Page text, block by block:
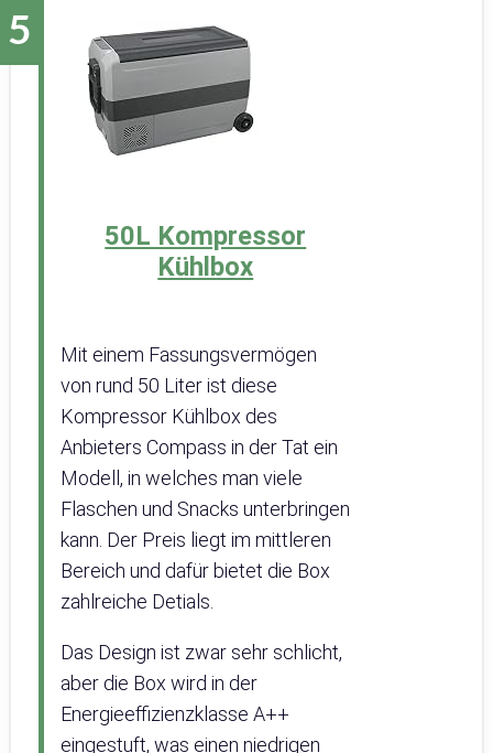
50L Kompressor
Kühlbox
Mit einem Fassungsvermögen
von rund 50 Liter ist diese
Kompressor Kühlbox des
Anbieters Compass in der Tat ein
Modell, in welches man viele
Flaschen und Snacks unterbringen
kann. Der Preis liegt im mittleren
Bereich und dafür bietet die Box
zahlreiche Detials.
Das Design ist zwar sehr schlicht,
aber die Box wird in der
Energieeffizienzklasse A++
eingestuft, was einen niedrigen